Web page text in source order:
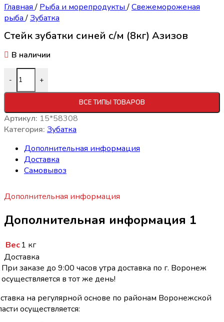
Главная/ Рыба и морепродукты/Свежемороженая
рыба/Зубатка
Стейк зубатки синей с/м (8кг) Азизов
В наличии
- +
ВСЕ ТИПЫ ТОВАРОВ
Артикул: 15*58308
Категория: Зубатка
Дополнительная информация
Доставка
Самовывоз
Дополнительная информация
Дополнительная информация 1
Вес1 кг
Доставка
При заказе до 9:00 часов утра доставка по г. Воронеж
осуществляется в тот же день!
на регулярной основе по районам Воронежской
осуществляется: